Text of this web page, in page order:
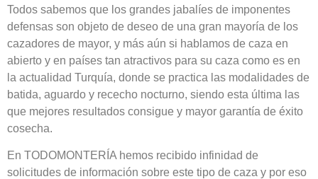
Todos sabemos que los grandes jabalíes de imponentes
defensas son objeto de deseo de una gran mayoría de los
cazadores de mayor, y más aún si hablamos de caza en
abierto y en países tan atractivos para su caza como es en
la actualidad Turquía, donde se practica las modalidades de
batida, aguardo y rececho nocturno, siendo esta última las
que mejores resultados consigue y mayor garantía de éxito
cosecha.
En TODOMONTERÍA hemos recibido infinidad de
solicitudes de información sobre este tipo de caza y por eso